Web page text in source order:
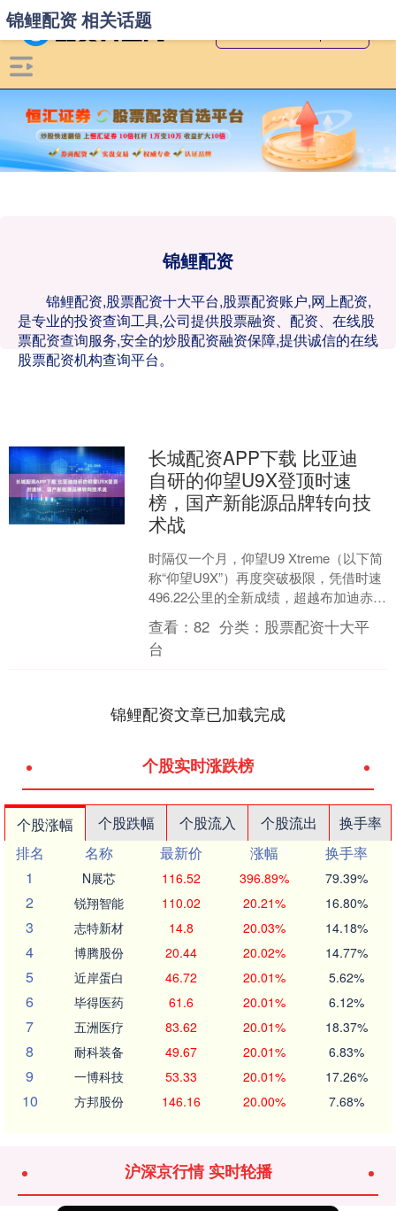
锦鲤配资
锦鲤配资,股票配资十大平台,股票配资账户,网上配资,
是专业的投资查询工具,公司提供股票融资、配资、在线股
票配资查询服务,安全的炒股配资融资保障,提供诚信的在线
股票配资机构查询平台。
锦鲤配资 相关话题
长城配资APP下载 比亚迪
自研的仰望U9X登顶时速
榜，国产新能源品牌转向技
术战
时隔仅一个月，仰望U9 Xtreme（以下简
称“仰望U9X”）再度突破极限，凭借时速
496.22公里的全新成绩，超越布加迪赤龙
极速版，登顶全球汽车极速榜首。比
亚....
查看：82 分类： 股票配资十大平
台
锦鲤配资文章已加载完成
个股实时涨跌榜
个股涨幅 个股跌幅 个股流入 个股流出
换手率
排名
名称 最新价 涨幅
换手率
1
N展芯 116.52 396.89% 79.39%
2 锐翔智能 110.02 20.21% 16.80%
3 志特新材 14.8 20.03% 14.18%
4 博腾股份 20.44 20.02% 14.77%
5 近岸蛋白 46.72 20.01% 5.62%
6 毕得医药 61.6 20.01% 6.12%
7 五洲医疗 83.62 20.01% 18.37%
8 耐科装备 49.67 20.01% 6.83%
9 一博科技 53.33 20.01% 17.26%
10 方邦股份 146.16 20.00% 7.68%
沪深京行情 实时轮播